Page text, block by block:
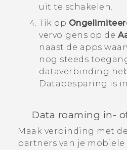
uit te schakelen.
Tik op
vervolgens op de
naast de apps
nog steeds
dataverbinding
Databesparing is
Data roaming in-
Maak verbinding met
partners van je